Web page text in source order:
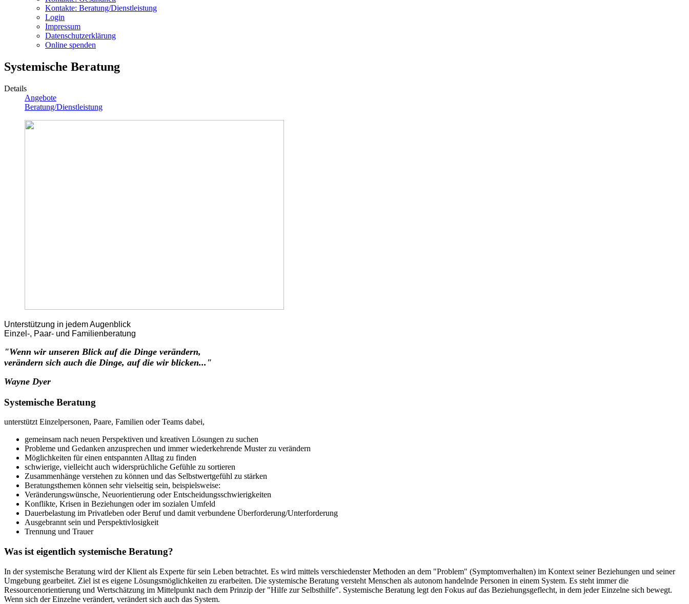
Kontakte: Beratung/Dienstleistung
Login
Impressum
Datenschutzerklärung
Online spenden
Systemische Beratung
Details
Angebote
Beratung/Dienstleistung
Unterstützung in jedem Augenblick
Einzel-, Paar- und Familienberatung
"Wenn wir unseren Blick auf die Dinge verändern,
verändern sich auch die Dinge, auf die wir blicken..."
Wayne Dyer
Systemische Beratung
unterstützt Einzelpersonen, Paare, Familien oder Teams dabei,
gemeinsam nach neuen Perspektiven und kreativen Lösungen zu suchen
Probleme und Gedanken anzusprechen und immer wiederkehrende Muster zu verändern
Möglichkeiten für einen entspannten Alltag zu finden
schwierige, vielleicht auch widersprüchliche Gefühle zu sortieren
Zusammenhänge verstehen zu können und das Selbstwertgefühl zu stärken
Beratungsthemen können sehr vielseitig sein, beispielsweise:
Veränderungswünsche, Neuorientierung oder Entscheidungsschwierigkeiten
Konflikte, Krisen in Beziehungen oder im sozialen Umfeld
Dauerbelastung im Privatleben oder Beruf und damit verbundene Überforderung/Unterforderung
Ausgebrannt sein und Perspektivlosigkeit
Trennung und Trauer
Was ist eigentlich systemische Beratung?
In der systemische Beratung wird der Klient als Experte für sein Leben betrachtet. Es wird mittels verschiedenster Methoden an dem "Problem" (Symptomverhalten) im Kontext seiner Beziehungen und seiner
Umgebung gearbeitet. Ziel ist es eigene Lösungsmöglichkeiten zu erarbeiten. Die systemische Beratung versteht Menschen als autonom handelnde Personen in einem System. Es steht immer die
Ressourcenorientierung und Wertschätzung im Mittelpunkt nach dem Prinzip der "Hilfe zur Selbsthilfe". Systemische Beratung legt den Fokus auf das Beziehungsgeflecht, in dem jeder Einzelne sich bewegt.
Wenn sich der Einzelne verändert, verändert sich auch das System.